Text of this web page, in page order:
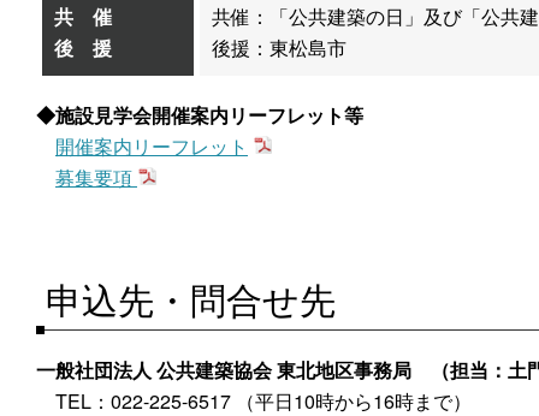
共 催
後 援
共催：「公共建築の日」及び「公共
後援：東松島市
施設見学会開催案内リーフレット等
開催案内リーフレット
募集要項
申込先・問合せ先
一般社団法人 公共建築協会 東北地区事務局
（担当：土
TEL：022-225-6517 （平日10時から16時まで）